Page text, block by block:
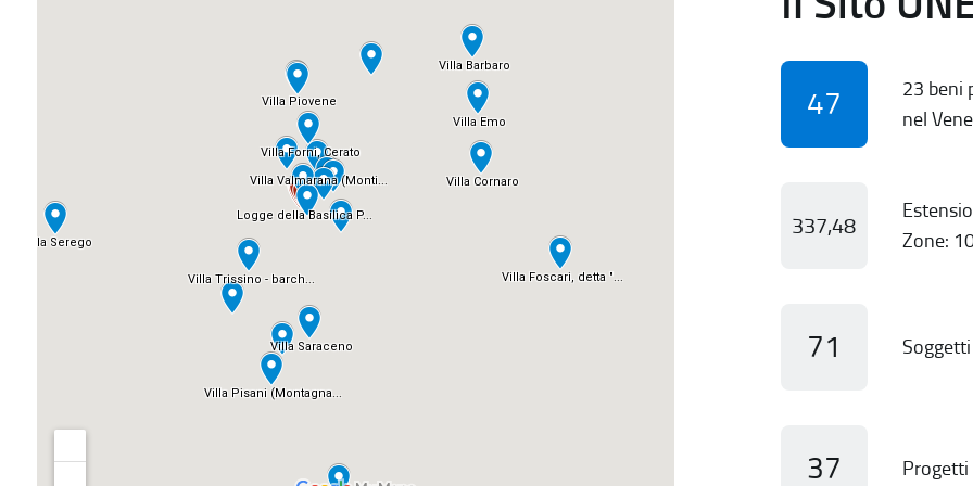
47
23 beni
nel
337,48
Zone:
71
37